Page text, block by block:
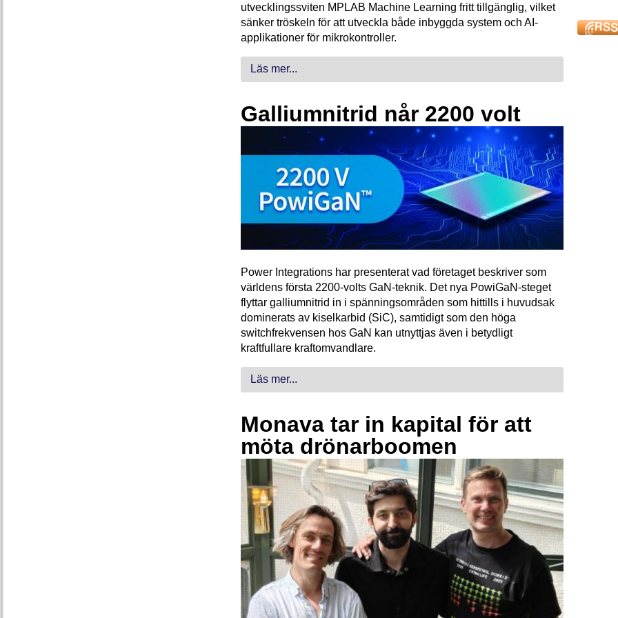
utvecklingssviten MPLAB Machine Learning fritt tillgänglig, vilket
sänker tröskeln för att utveckla både inbyggda system och AI-
applikationer för mikrokontroller.
Läs mer...
Galliumnitrid når 2200 volt
Power Integrations har presenterat vad företaget beskriver som
världens första 2200-volts GaN-teknik. Det nya PowiGaN-steget
flyttar galliumnitrid in i spänningsområden som hittills i huvudsak
dominerats av kiselkarbid (SiC), samtidigt som den höga
switchfrekvensen hos GaN kan utnyttjas även i betydligt
kraftfullare kraftomvandlare.
Läs mer...
Monava tar in kapital för att
möta drönarboomen